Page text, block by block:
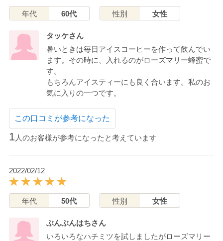
年代 60代 性別 女性
タッケさん
暑いときは毎日アイスコーヒーを作って飲んでい
ます。その時に、入れるのがローズマリー蜂蜜で
す。
もちろんアイスティーにも良く合います。私のお
気に入りの一つです。
この口コミが参考になった
1人のお客様が参考になったと考えています
2022/02/12
年代 50代 性別 女性
ぶんぶんはちさん
いろいろなハチミツを試しましたがローズマリー